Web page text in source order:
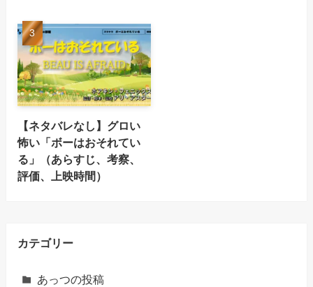
【ネタバレなし】グロい
怖い「ボーはおそれてい
る」（あらすじ、考察、
評価、上映時間）
カテゴリー
あっつの投稿